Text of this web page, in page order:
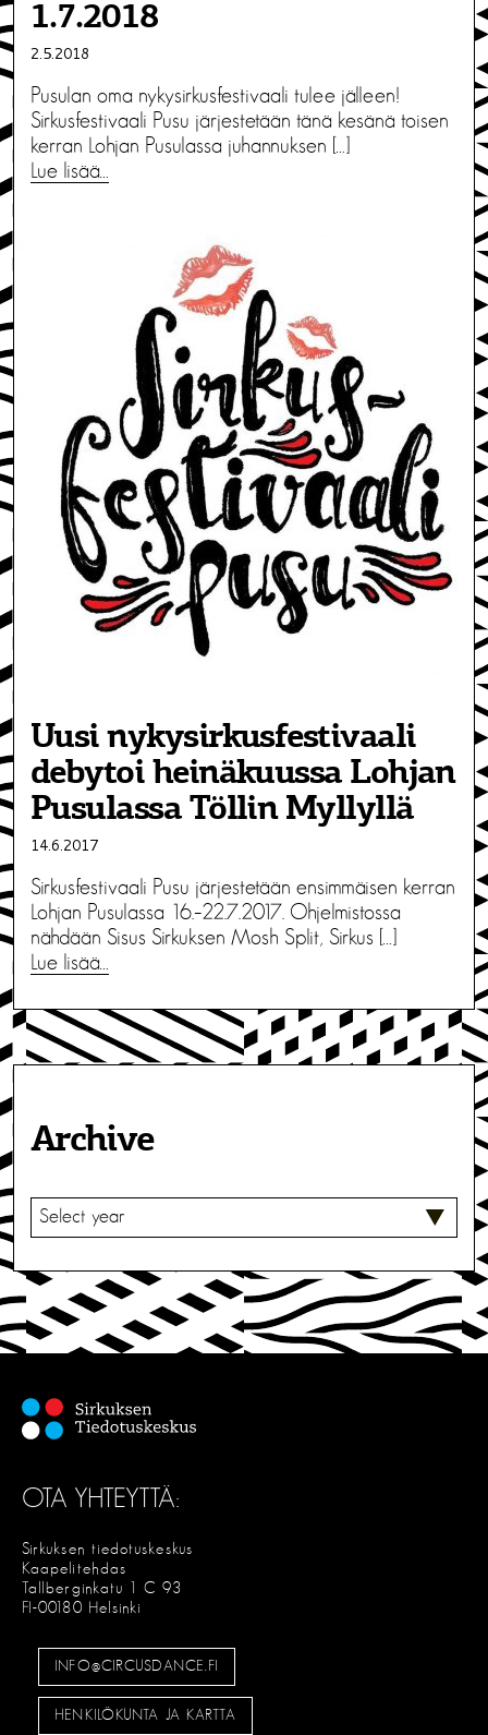
1.7.2018
2.5.2018
Pusulan oma nykysirkusfestivaali tulee jälleen!
Sirkusfestivaali Pusu järjestetään tänä kesänä toisen
kerran Lohjan Pusulassa juhannuksen […]
Lue lisää…
Uusi nykysirkusfestivaali
debytoi heinäkuussa Lohjan
Pusulassa Töllin Myllyllä
14.6.2017
Sirkusfestivaali Pusu järjestetään ensimmäisen kerran
Lohjan Pusulassa 16.–22.7.2017. Ohjelmistossa
nähdään Sisus Sirkuksen Mosh Split, Sirkus […]
Lue lisää…
Archive
V
I
S
E
OTA YHTEYTTÄ:
Sirkuksen tiedotuskeskus
Kaapelitehdas
Tallberginkatu 1 C 93
FI-00180 Helsinki
INFO@CIRCUSDANCE.FI
HENKILÖKUNTA JA KARTTA